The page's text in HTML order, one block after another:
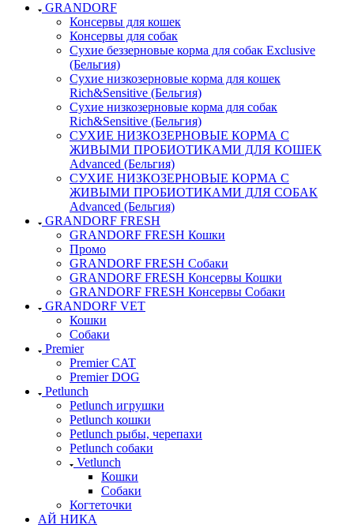
GRANDORF
Консервы для кошек
Консервы для собак
Сухие беззерновые корма для собак Exclusive
(Бельгия)
Сухие низкозерновые корма для кошек
Rich&Sensitive (Бельгия)
Сухие низкозерновые корма для собак
Rich&Sensitive (Бельгия)
СУХИЕ НИЗКОЗЕРНОВЫЕ КОРМА С
ЖИВЫМИ ПРОБИОТИКАМИ ДЛЯ КОШЕК
Advanced (Бельгия)
СУХИЕ НИЗКОЗЕРНОВЫЕ КОРМА С
ЖИВЫМИ ПРОБИОТИКАМИ ДЛЯ СОБАК
Advanced (Бельгия)
GRANDORF FRESH
GRANDORF FRESH Кошки
Промо
GRANDORF FRESH Собаки
GRANDORF FRESH Консервы Кошки
GRANDORF FRESH Консервы Собаки
GRANDORF VET
Кошки
Собаки
Premier
Premier CAT
Premier DOG
Petlunch
Petlunch игрушки
Petlunch кошки
Petlunch рыбы, черепахи
Petlunch собаки
Vetlunch
Кошки
Собаки
Когтеточки
АЙ НИКА